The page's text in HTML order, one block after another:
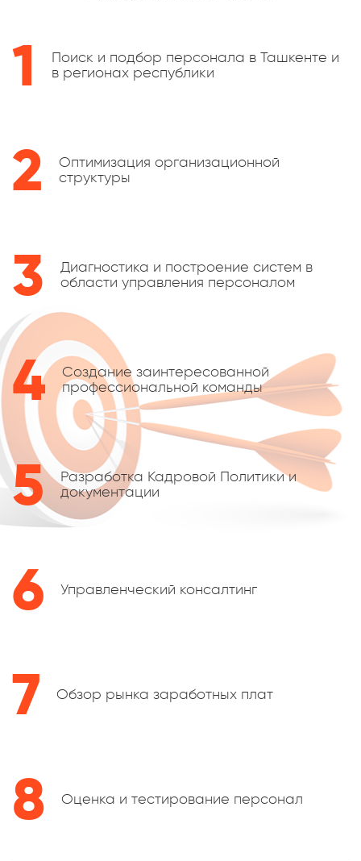
1
Поиск и подбор персонала в Ташкенте и
в регионах республики
2
Оптимизация организационной
структуры
3
Диагностика и построение систем в
области управления персоналом
4
Создание заинтересованной
профессиональной команды
5
Разработка Кадровой Политики и
документации
6 Управленческий консалтинг
7 Обзор рынка заработных плат
8 Оценка и тестирование персонал